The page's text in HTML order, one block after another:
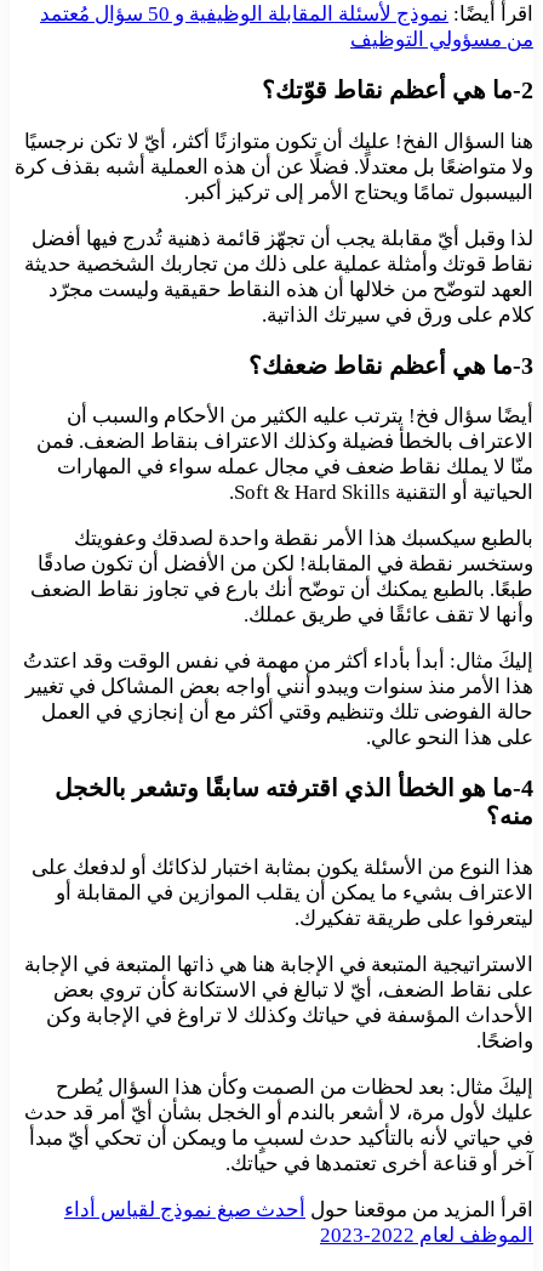
اقرأ أيضًا:
نموذج لأسئلة المقابلة الوظيفية و 50 سؤال مُعتمد
من مسؤولي التوظيف
2-ما هي أعظم نقاط قوّتك؟
هنا السؤال الفخ! عليك أن تكون متوازنًا أكثر، أيّ لا تكن نرجسيًا
ولا متواضعًا بل معتدلًا. فضلًا عن أن هذه العملية أشبه بقذف كرة
البيسبول تمامًا ويحتاج الأمر إلى تركيز أكبر.
لذا وقبل أيّ مقابلة يجب أن تجهّز قائمة ذهنية تُدرج فيها أفضل
نقاط قوتك وأمثلة عملية على ذلك من تجاربك الشخصية حديثة
العهد لتوضّح من خلالها أن هذه النقاط حقيقية وليست مجرّد
كلام على ورق في سيرتك الذاتية.
3-ما هي أعظم نقاط ضعفك؟
أيضًا سؤال فخ! يترتب عليه الكثير من الأحكام والسبب أن
الاعتراف بالخطأ فضيلة وكذلك الاعتراف بنقاط الضعف. فمن
منّا لا يملك نقاط ضعف في مجال عمله سواء في المهارات
الحياتية أو التقنية Soft & Hard Skills.
بالطبع سيكسبك هذا الأمر نقطة واحدة لصدقك وعفويتك
وستخسر نقطة في المقابلة! لكن من الأفضل أن تكون صادقًا
طبعًا. بالطبع يمكنك أن توضّح أنك بارع في تجاوز نقاط الضعف
وأنها لا تقف عائقًا في طريق عملك.
إليكَ مثال: أبدأ بأداء أكثر من مهمة في نفس الوقت وقد اعتدتُ
هذا الأمر منذ سنوات ويبدو أنني أواجه بعض المشاكل في تغيير
حالة الفوضى تلك وتنظيم وقتي أكثر مع أن إنجازي في العمل
على هذا النحو عالي.
4-ما هو الخطأ الذي اقترفته سابقًا وتشعر بالخجل
منه؟
هذا النوع من الأسئلة يكون بمثابة اختبار لذكائك أو لدفعك على
الاعتراف بشيء ما يمكن أن يقلب الموازين في المقابلة أو
ليتعرفوا على طريقة تفكيرك.
الاستراتيجية المتبعة في الإجابة هنا هي ذاتها المتبعة في الإجابة
على نقاط الضعف، أيّ لا تبالغ في الاستكانة كأن تروي بعض
الأحداث المؤسفة في حياتك وكذلك لا تراوغ في الإجابة وكن
واضحًا.
إليكَ مثال: بعد لحظات من الصمت وكأن هذا السؤال يُطرح
عليك لأول مرة، لا أشعر بالندم أو الخجل بشأن أيّ أمر قد حدث
في حياتي لأنه بالتأكيد حدث لسببٍ ما ويمكن أن تحكي أيّ مبدأ
آخر أو قناعة أخرى تعتمدها في حياتك.
اقرأ المزيد من موقعنا حول أحدث صيغ نموذج لقياس أداء
الموظف لعام 2022-2023